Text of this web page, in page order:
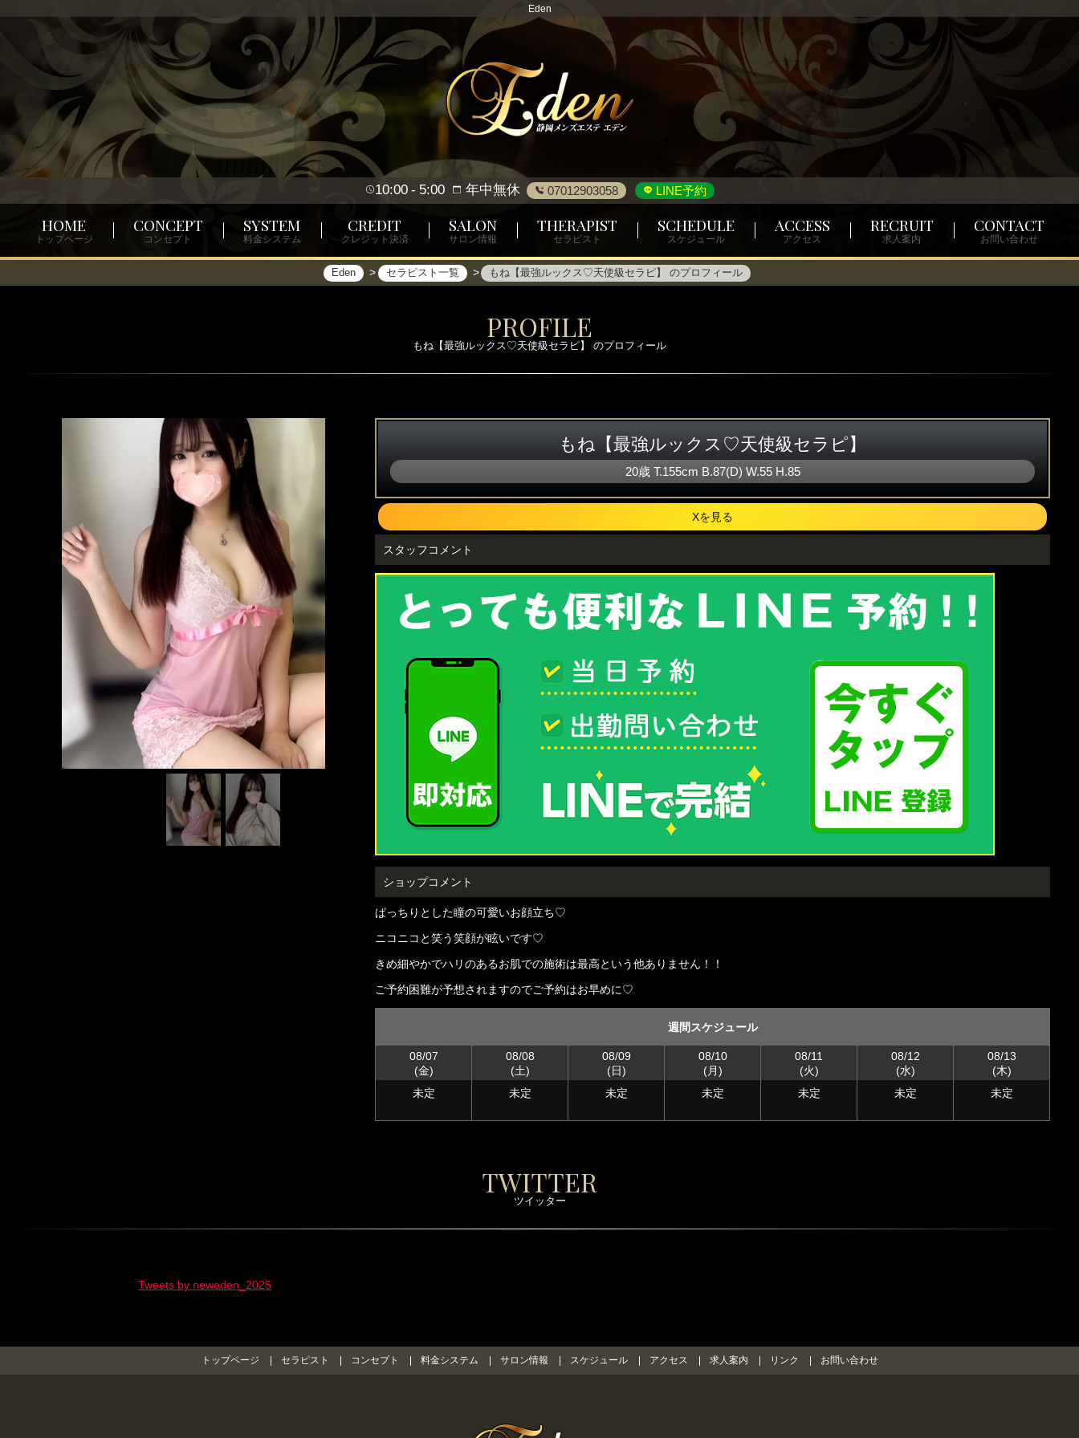
Eden
10:00 5:00 年中無休 07012903058 LINE予約
HOME
トップページ
CONCEPT
コンセプト
SYSTEM
料金システム
CREDIT
クレジット決済
SALON
サロン情報
THERAPIST
セラピスト
SCHEDULE
スケジュール
ACCESS
アクセス
RECRUIT
求人案内
CONTACT
お問い合わせ
Eden セラピスト一覧 もね【最強ルックス♡天使級セラピ】 のプロフィール
PROFILE
もね【最強ルックス♡天使級セラピ】 のプロフィール
もね【最強ルックス♡天使級セラピ】
20歳 T.155cm B.87(D) W.55 H.85
Xを見る
スタッフコメント
ショップコメント
ぱっちりとした瞳の可愛いお顔立ち♡
ニコニコと笑う笑顔が眩いです♡
きめ細やかでハリのあるお肌での施術は最高という他ありません！！
ご予約困難が予想されますのでご予約はお早めに♡
週間スケジュール
08/07
(金)
08/08
(土)
08/09
(日)
08/10
(月)
08/11
(火)
08/12
(水)
08/13
(木)
未定
未定 未定 未定 未定 未定 未定
TWITTER
ツイッター
Tweets by neweden_2025
トップページ セラピスト コンセプト 料金システム サロン情報 スケジュール アクセス 求人案内 リンク お問い合わせ